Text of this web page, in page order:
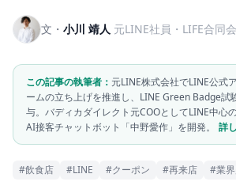
文・ 小川 靖人 元LINE社員・LIFE合同
この記事の執筆者： 元LINE株式会社でLINE公式
ームの立ち上げを推進し、LINE Green Badge試
与。バディカダイレクト元COOとしてLINE中心
AI接客チャットボット「中野愛作」を開発。
詳
#飲食店 #LINE #クーポン #再来店 #業